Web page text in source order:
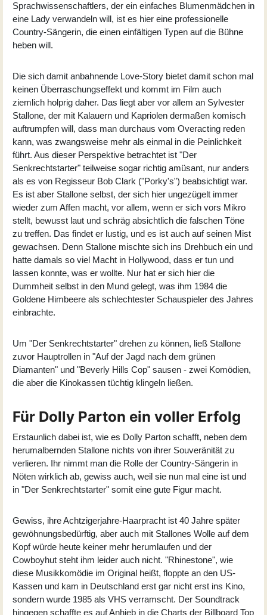
Sprachwissenschaftlers, der ein einfaches Blumenmädchen in
eine Lady verwandeln will, ist es hier eine professionelle
Country-Sängerin, die einen einfältigen Typen auf die Bühne
heben will.
Die sich damit anbahnende Love-Story bietet damit schon mal
keinen Überraschungseffekt und kommt im Film auch
ziemlich holprig daher. Das liegt aber vor allem an Sylvester
Stallone, der mit Kalauern und Kapriolen dermaßen komisch
auftrumpfen will, dass man durchaus vom Overacting reden
kann, was zwangsweise mehr als einmal in die Peinlichkeit
führt. Aus dieser Perspektive betrachtet ist "Der
Senkrechtstarter" teilweise sogar richtig amüsant, nur anders
als es von Regisseur Bob Clark ("Porky's") beabsichtigt war.
Es ist aber Stallone selbst, der sich hier ungezügelt immer
wieder zum Affen macht, vor allem, wenn er sich vors Mikro
stellt, bewusst laut und schräg absichtlich die falschen Töne
zu treffen. Das findet er lustig, und es ist auch auf seinen Mist
gewachsen. Denn Stallone mischte sich ins Drehbuch ein und
hatte damals so viel Macht in Hollywood, dass er tun und
lassen konnte, was er wollte. Nur hat er sich hier die
Dummheit selbst in den Mund gelegt, was ihm 1984 die
Goldene Himbeere als schlechtester Schauspieler des Jahres
einbrachte.
Um "Der Senkrechtstarter" drehen zu können, ließ Stallone
zuvor Hauptrollen in "Auf der Jagd nach dem grünen
Diamanten" und "Beverly Hills Cop" sausen - zwei Komödien,
die aber die Kinokassen tüchtig klingeln ließen.
Für Dolly Parton ein voller Erfolg
Erstaunlich dabei ist, wie es Dolly Parton schafft, neben dem
herumalbernden Stallone nichts von ihrer Souveränität zu
verlieren. Ihr nimmt man die Rolle der Country-Sängerin in
Nöten wirklich ab, gewiss auch, weil sie nun mal eine ist und
in "Der Senkrechtstarter" somit eine gute Figur macht.
Gewiss, ihre Achtzigerjahre-Haarpracht ist 40 Jahre später
gewöhnungsbedürftig, aber auch mit Stallones Wolle auf dem
Kopf würde heute keiner mehr herumlaufen und der
Cowboyhut steht ihm leider auch nicht. "Rhinestone", wie
diese Musikkomödie im Original heißt, floppte an den US-
Kassen und kam in Deutschland erst gar nicht erst ins Kino,
sondern wurde 1985 als VHS verramscht. Der Soundtrack
hingegen schaffte es auf Anhieb in die Charts der Billboard Top